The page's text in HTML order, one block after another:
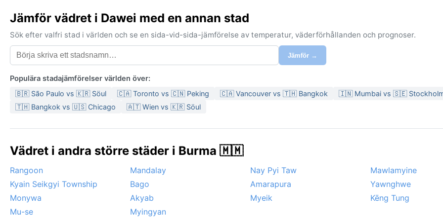
Jämför vädret i Dawei med en annan stad
Sök efter valfri stad i världen och se en sida-vid-sida-jämförelse av temperatur, väderförhållanden och prognoser.
Jämför →
Populära stadajämförelser världen över:
🇧🇷 São Paulo vs 🇰🇷 Söul 🇨🇦 Toronto vs 🇨🇳 Peking 🇨🇦 Vancouver vs 🇹🇭 Bangkok
🇮🇳 Mumbai vs 🇸🇪
🇹🇭 Bangkok vs 🇺🇸 Chicago
🇦🇹 Wien vs 🇰🇷 Söul
Vädret i andra större städer i Burma 🇲🇲
Rangoon Mandalay Nay Pyi Taw
Mawlamyine
Kyain Seikgyi Township
Bago Amarapura
Yawnghwe
Monywa
Akyab Myeik
Kēng Tung
Mu-se
Myingyan